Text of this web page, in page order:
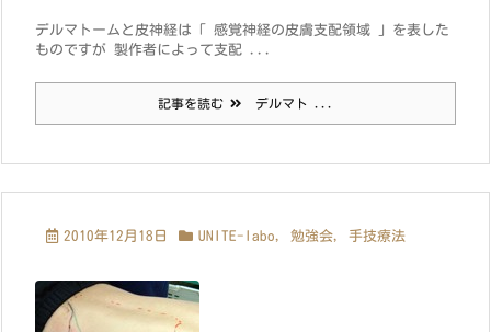
デルマトームと皮神経は「 感覚神経の皮膚支配領域 」を表した
ものですが 製作者によって支配 ...
記事を読む デルマト ...
2010年12月18日 UNITE-labo, 勉強会, 手技療法